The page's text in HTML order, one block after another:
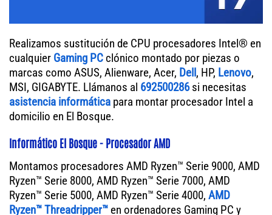
Realizamos sustitución de CPU procesadores Intel® en
cualquier Gaming PC clónico montado por piezas o
marcas como ASUS, Alienware, Acer, Dell, HP, Lenovo,
MSI, GIGABYTE. Llámanos al 692500286si necesitas
asistencia informática para montar procesador Intel a
domicilio en El Bosque.
Informático El Bosque - Procesador AMD
Montamos procesadores AMD Ryzen™ Serie 9000, AMD
Ryzen™ Serie 8000, AMD Ryzen™ Serie 7000, AMD
Ryzen™ Serie 5000, AMD Ryzen™ Serie 4000, AMD
Ryzen™ Threadripper™ en ordenadores Gaming PC y